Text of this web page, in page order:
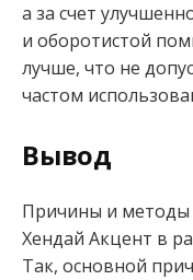
а за счет
и оборотистой
лучше, что не
частом
Вывод
Причины и методы
Хендай Акцент в
Так, основной